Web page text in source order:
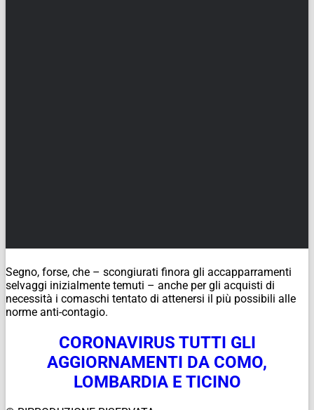
Segno, forse, che – scongiurati finora gli accapparramenti
selvaggi inizialmente temuti – anche per gli acquisti di
necessità i comaschi tentato di attenersi il più possibili alle
norme anti-contagio.
CORONAVIRUS TUTTI GLI
AGGIORNAMENTI DA COMO,
LOMBARDIA E TICINO